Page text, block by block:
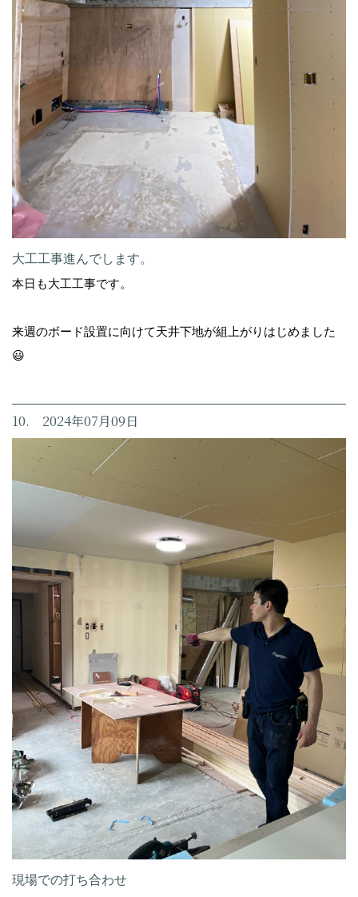
大工工事進んでします。
本日も大工工事です。
来週のボード設置に向けて天井下地が組上がりはじめました
😃
10. 2024年07月09日
現場での打ち合わせ